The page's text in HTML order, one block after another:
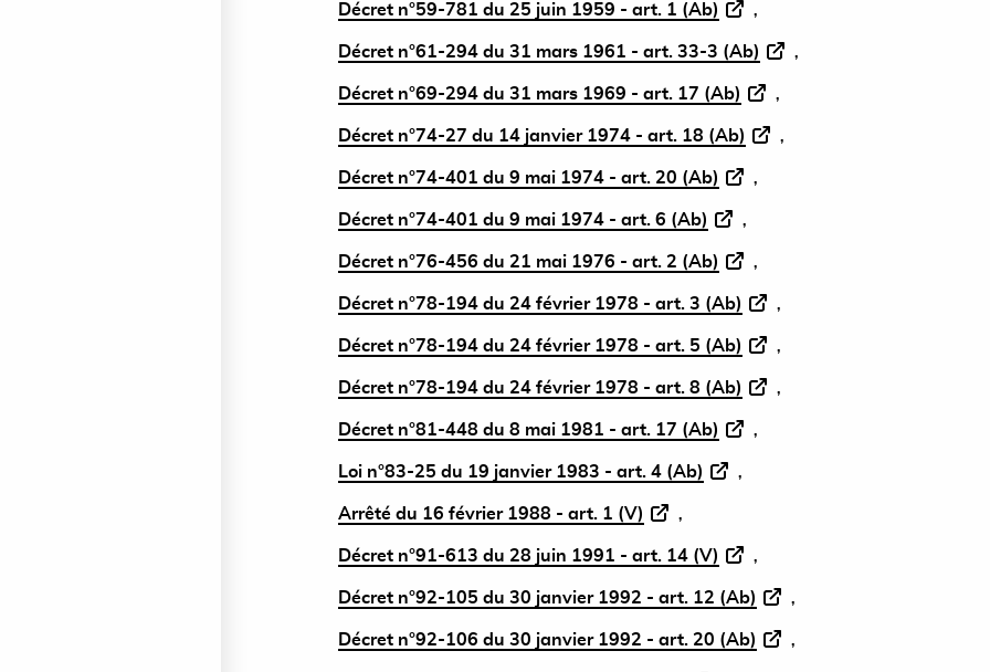
Décret n°59-781 du 25 juin 1959 - art. 1 (Ab)
Décret n°61-294 du 31 mars 1961 - art. 33-3 (Ab)
Décret n°69-294 du 31 mars 1969 - art. 17 (Ab)
Décret n°74-27 du 14 janvier 1974 - art. 18 (Ab)
Décret n°74-401 du 9 mai 1974 - art. 20 (Ab)
Décret n°74-401 du 9 mai 1974 - art. 6 (Ab)
Décret n°76-456 du 21 mai 1976 - art. 2 (Ab)
Décret n°78-194 du 24 février 1978 - art. 3 (Ab)
Décret n°78-194 du 24 février 1978 - art. 5 (Ab)
Décret n°78-194 du 24 février 1978 - art. 8 (Ab)
Décret n°81-448 du 8 mai 1981 - art. 17 (Ab)
Loi n°83-25 du 19 janvier 1983 - art. 4 (Ab)
Arrêté du 16 février 1988 - art. 1 (V)
Décret n°91-613 du 28 juin 1991 - art. 14 (V)
Décret n°92-105 du 30 janvier 1992 - art. 12 (Ab)
Décret n°92-106 du 30 janvier 1992 - art. 20 (Ab)